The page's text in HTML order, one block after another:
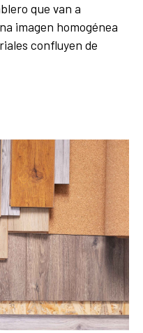
que van a
imagen homogénea
confluyen de